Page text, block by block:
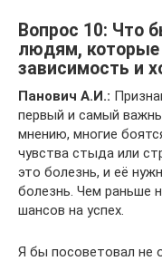
Вопрос 10: Что
людям,
зависимость и
Панович А.И.:
первый и самый
мнению, многие
чувства стыда или
это болезнь, и её
болезнь. Чем раньше
шансов на успех.
Я бы посоветовал не